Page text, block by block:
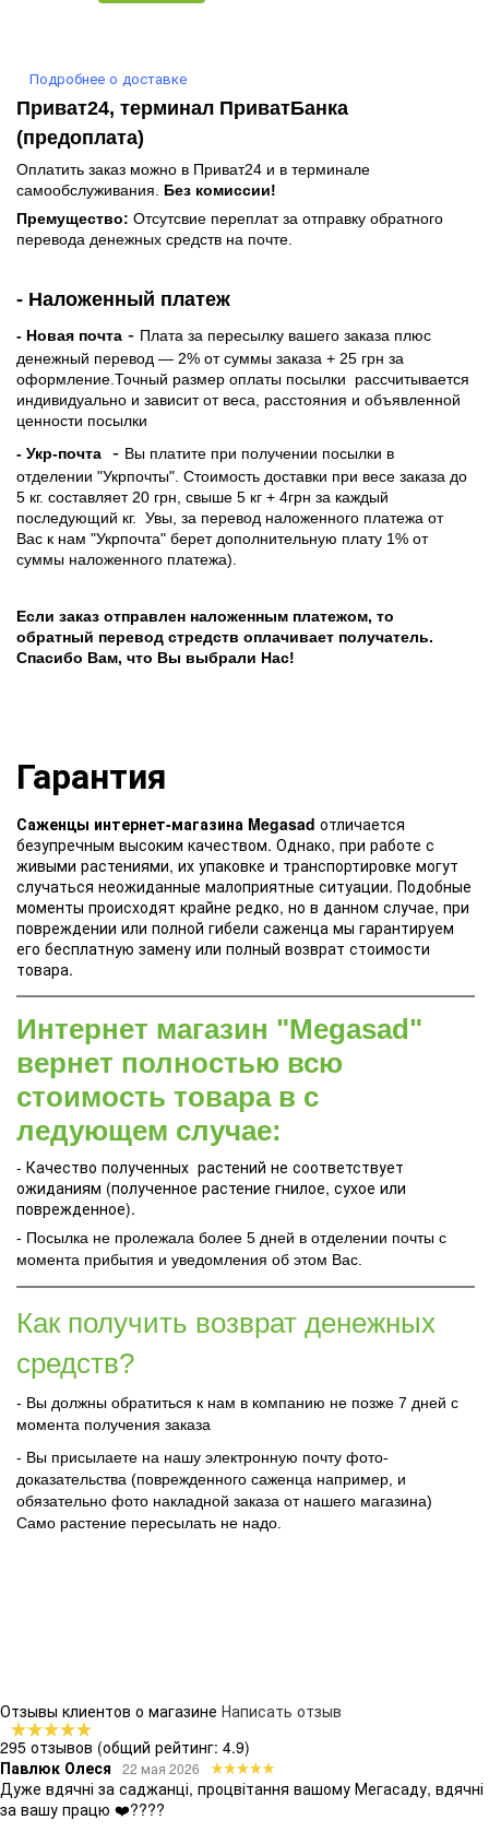
Подробнее о доставке
Приват24, терминал ПриватБанка
(предоплата)
Оплатить заказ можно в Приват24 и в терминале
самообслуживания. Без комиссии!
Премущество: Отсутсвие переплат за отправку обратного
перевода денежных средств на почте.
- Наложенный платеж
- Новая почта - Плата за пересылку вашего заказа плюс
денежный перевод — 2% от суммы заказа + 25 грн за
оформление.Точный размер оплаты посылки рассчитывается
индивидуально и зависит от веса, расстояния и объявленной
ценности посылки
- Укр-почта
- Вы платите при получении посылки в
отделении "Укрпочты". Стоимость доставки при весе заказа до
5 кг. составляет 20 грн, свыше 5 кг + 4грн за каждый
последующий кг. Увы, за перевод наложенного платежа от
Вас к нам "Укрпочта" берет дополнительную плату 1% от
суммы наложенного платежа).
Если заказ отправлен наложенным платежом, то
обратный перевод стредств оплачивает получатель.
Спасибо Вам, что Вы выбрали Нас!
Гарантия
Саженцы интернет-магазина Megasad отличается
безупречным высоким качеством. Однако, при работе с
живыми растениями, их упаковке и транспортировке могут
случаться неожиданные малоприятные ситуации. Подобные
моменты происходят крайне редко, но в данном случае, при
повреждении или полной гибели саженца мы гарантируем
его бесплатную замену или полный возврат стоимости
товара.
Интернет магазин "Megasad"
вернет полностью всю
стоимость товара в с
ледующем случае:
- Качество полученных растений не соответствует
ожиданиям (полученное растение гнилое, сухое или
поврежденное).
- Посылка не пролежала более 5 дней в отделении почты с
момента прибытия и уведомления об этом Вас.
Как получить возврат денежных
средств?
- Вы должны обратиться к нам в компанию не позже 7 дней с
момента получения заказа
- Вы присылаете на нашу электронную почту фото-
доказательства (поврежденного саженца например, и
обязательно фото накладной заказа от нашего магазина)
Само растение пересылать не надо.
Отзывы клиентов о магазине Написать отзыв
295 отзывов (общий рейтинг: 4.9)
Павлюк Олеся
22 мая 2026
Дуже вдячні за саджанці, процвітання вашому Мегасаду, вдячні
за вашу працю ❤️????